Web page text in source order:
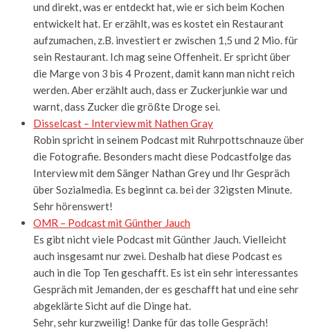
und direkt, was er entdeckt hat, wie er sich beim Kochen
entwickelt hat. Er erzählt, was es kostet ein Restaurant
aufzumachen, z.B. investiert er zwischen 1,5 und 2 Mio. für
sein Restaurant. Ich mag seine Offenheit. Er spricht über
die Marge von 3 bis 4 Prozent, damit kann man nicht reich
werden. Aber erzählt auch, dass er Zuckerjunkie war und
warnt, dass Zucker die größte Droge sei.
Disselcast – Interview mit Nathen Gray
Robin spricht in seinem Podcast mit Ruhrpottschnauze über
die Fotografie. Besonders macht diese Podcastfolge das
Interview mit dem Sänger Nathan Grey und Ihr Gespräch
über Sozialmedia. Es beginnt ca. bei der 32igsten Minute.
Sehr hörenswert!
OMR – Podcast mit Günther Jauch
Es gibt nicht viele Podcast mit Günther Jauch. Vielleicht
auch insgesamt nur zwei. Deshalb hat diese Podcast es
auch in die Top Ten geschafft. Es ist ein sehr interessantes
Gespräch mit Jemanden, der es geschafft hat und eine sehr
abgeklärte Sicht auf die Dinge hat.
Sehr, sehr kurzweilig! Danke für das tolle Gespräch!